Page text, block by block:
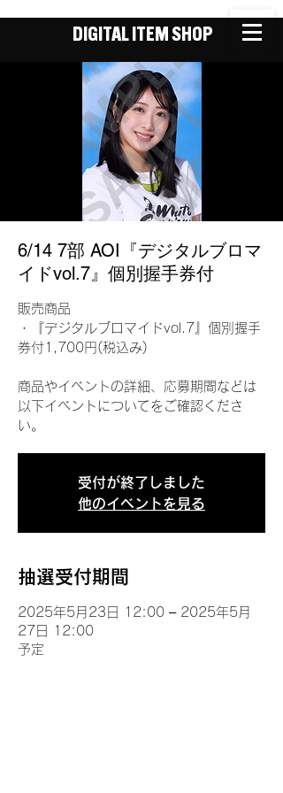
DIGITAL ITEM SHOP
6/14 7部 AOI『デジタルブロマ
イドvol.7』個別握手券付
販売商品
・『デジタルブロマイドvol.7』個別握手
券付1,700円(税込み)
商品やイベントの詳細、応募期間などは
以下イベントについてをご確認くださ
い。
受付が終了しました
他のイベントを見る
抽選受付期間
2025年5月23日 12:00 – 2025年5月
27日 12:00
予定